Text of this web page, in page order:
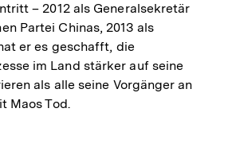
– 2012 als Generalsekretär
Partei Chinas, 2013 als
er es geschafft, die
im Land stärker auf seine
als alle seine Vorgänger an
Maos Tod.